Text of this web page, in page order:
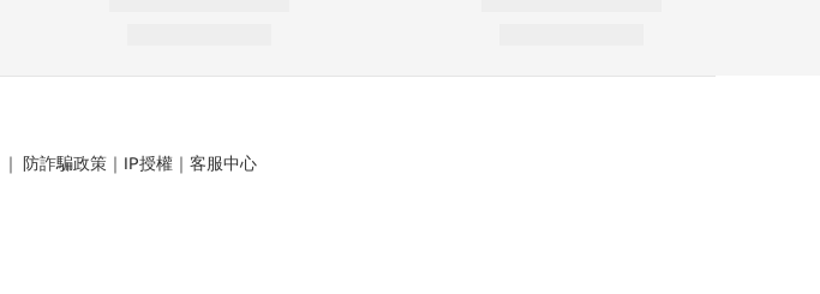
｜ 防詐騙政策 ｜ IP授權 ｜ 客服中心